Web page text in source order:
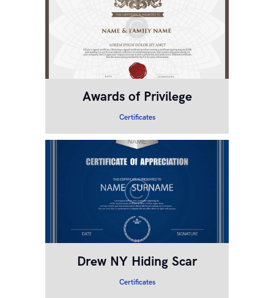
Awards of Privilege
Certificates
Drew NY Hiding Scar
Certificates